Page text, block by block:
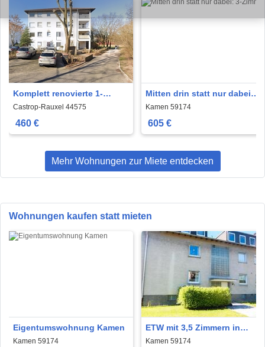
Komplett renovierte 1-
Zimmer-Wohnung
Castrop-Rauxel 44575
460 €
Mitten drin statt nur dabei:
3-Zimmer-Wohnung
Kamen 59174
605 €
Mehr Wohnungen zur Miete entdecken
Wohnungen kaufen statt mieten
Eigentumswohnung Kamen
Kamen 59174
ETW mit 3,5 Zimmern in
Kamen. Kapitalanlage oder
Kamen 59174